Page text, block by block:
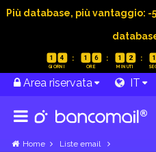
Più database, più vantaggio: -
1 4 1 6 1 2 1
Area riservata IT
Home
Liste email